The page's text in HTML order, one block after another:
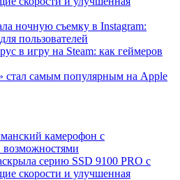
ночную съемку в Instagram:
пользователей
в игру на Steam: как геймеров
стал самым популярным на Apple
камерофон с
серию SSD 9100 PRO с
скорости и улучшенная